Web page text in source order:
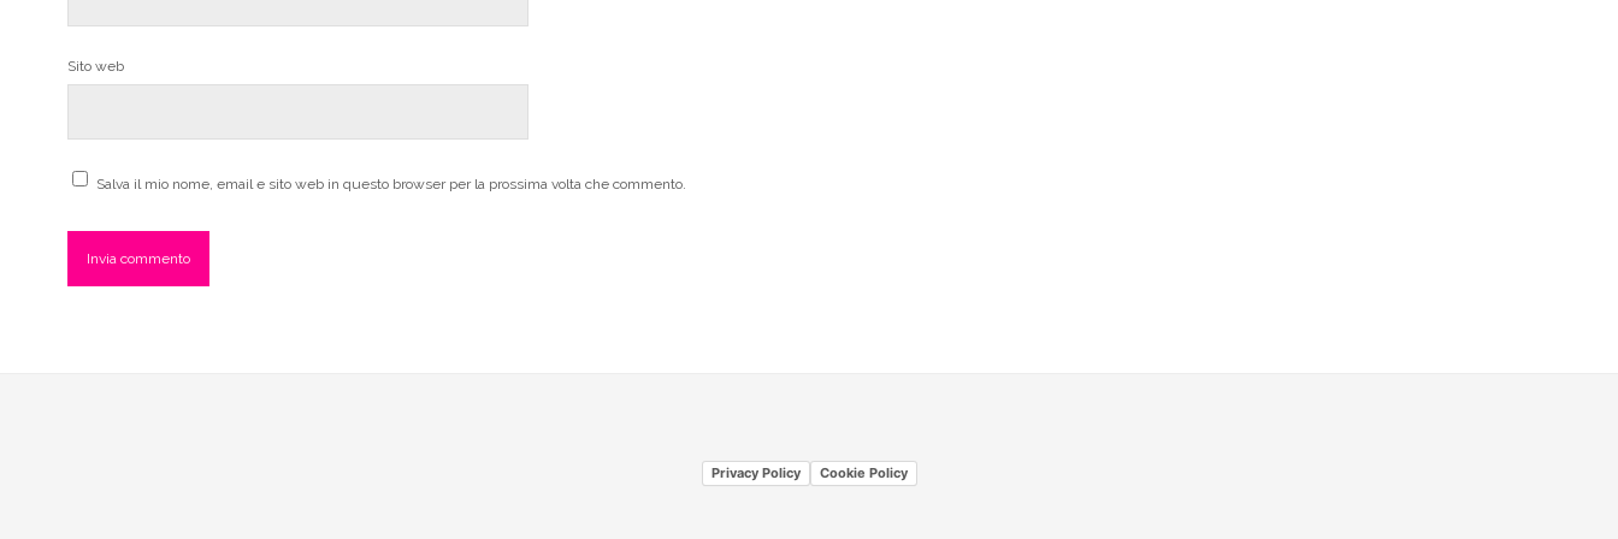
Sito web
Salva il mio nome, email e sito web in questo browser per la prossima volta che commento.
Privacy Policy Cookie Policy